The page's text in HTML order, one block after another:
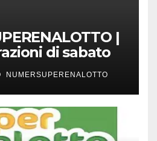
|
di sabato
NUMERSUPERENALOTTO